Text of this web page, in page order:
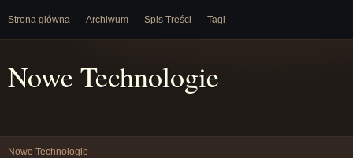
Strona główna Archiwum Spis Treści Tagi
Nowe Technologie
Nowe Technologie